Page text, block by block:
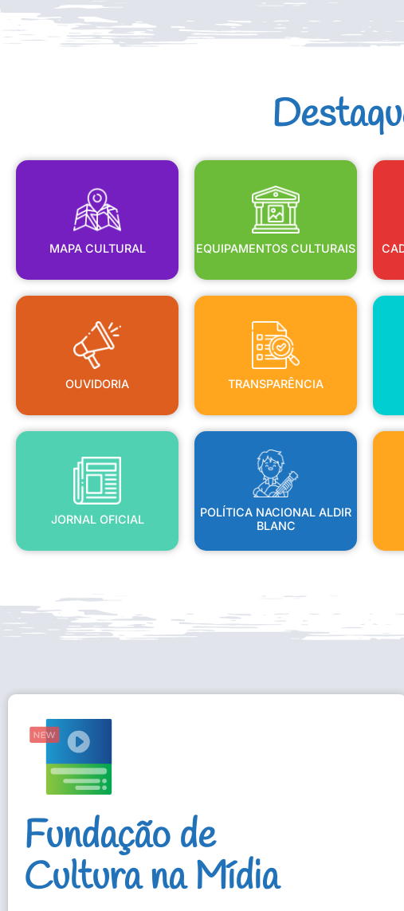
MAPA CULTURAL
MAPA CULTURAL
EQUIPAMENTOS CULTURAIS
EQUIPAMENTOS CULTURAIS
OUVIDORIA
OUVIDORIA
TRANSPARÊNCIA
TRANSPARÊNCIA
JORNAL OFICIAL
JORNAL OFICIAL
POLÍTICA NACIONAL ALDIR
BLANC
POLÍTICA NACIONAL ALDIR
BLANC
Fundação de
Cultura na Mídia